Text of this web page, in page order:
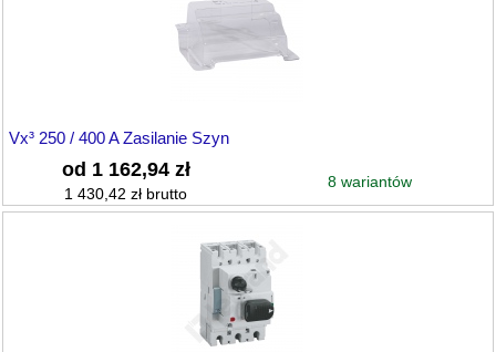
Vx³ 250 / 400 A Zasilanie Szyn
od 1 162,94 zł
1 430,42 zł brutto
8 wariantów